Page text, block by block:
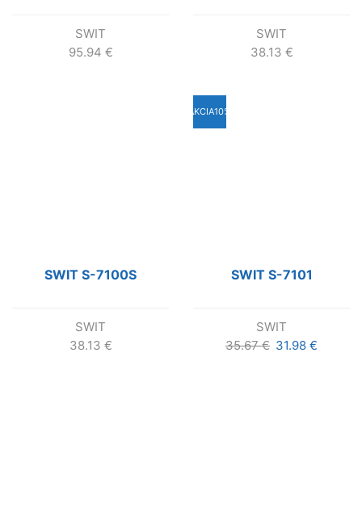
SWIT
95.94 €
SWIT
38.13 €
SWIT S-7100S
SWIT
38.13 €
AKCIA10%
SWIT S-7101
SWIT
35.67€ Pôvodná
31.98 €